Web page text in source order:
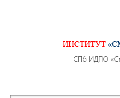
перерывов в рабочие дни с
MAX +7 (981)
СПб ИДПО